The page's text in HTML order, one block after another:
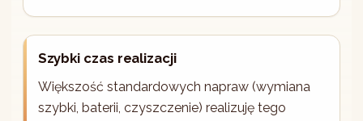
Szybki czas realizacji
Większość standardowych napraw (wymiana
szybki, baterii, czyszczenie) realizuję tego